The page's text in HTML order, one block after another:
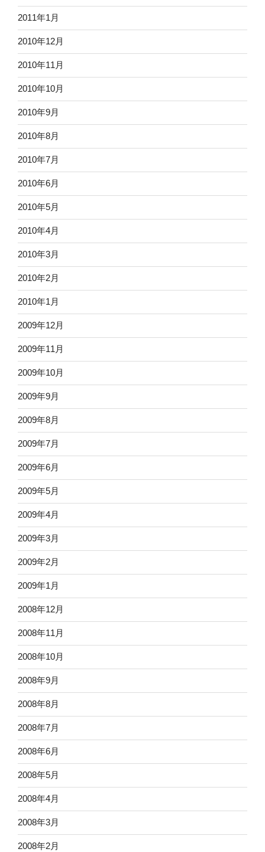
2011年1月
2010年12月
2010年11月
2010年10月
2010年9月
2010年8月
2010年7月
2010年6月
2010年5月
2010年4月
2010年3月
2010年2月
2010年1月
2009年12月
2009年11月
2009年10月
2009年9月
2009年8月
2009年7月
2009年6月
2009年5月
2009年4月
2009年3月
2009年2月
2009年1月
2008年12月
2008年11月
2008年10月
2008年9月
2008年8月
2008年7月
2008年6月
2008年5月
2008年4月
2008年3月
2008年2月